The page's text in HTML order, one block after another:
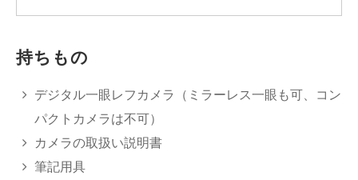
持ちもの
デジタル一眼レフカメラ（ミラーレス一眼も可、コン
パクトカメラは不可）
カメラの取扱い説明書
筆記用具